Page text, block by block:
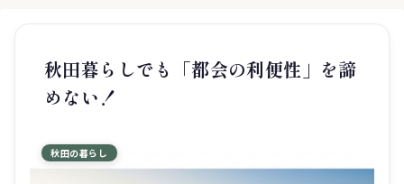
秋田暮らしでも「都会の利便性」を諦
めない！
秋田の暮らし